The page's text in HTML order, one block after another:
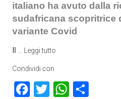
italiano ha avuto dalla
sudafricana scopritrice
variante Covid
Leggi tutto
Condividi con
Facebook
Twitter